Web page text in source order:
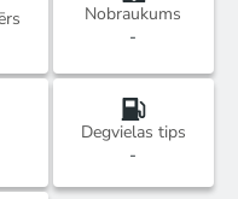
Nobraukums
-
Degvielas tips
-